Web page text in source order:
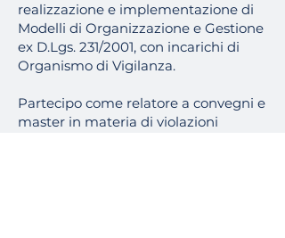
realizzazione e implementazione di
Modelli di Organizzazione e Gestione
ex D.Lgs. 231/2001, con incarichi di
Organismo di Vigilanza.
Partecipo come relatore a convegni e
master in materia di violazioni